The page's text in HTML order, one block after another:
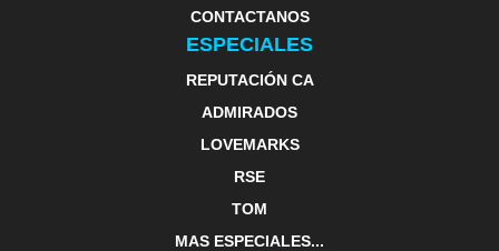
CONTACTANOS
ESPECIALES
REPUTACIÓN CA
ADMIRADOS
LOVEMARKS
RSE
TOM
MAS ESPECIALES...